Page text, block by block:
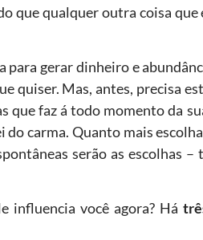
que qualquer outra coisa
para gerar dinheiro e
quiser. Mas, antes, precisa
que faz á todo momento da
do carma. Quanto mais
serão as escolhas
influencia você agora? Há